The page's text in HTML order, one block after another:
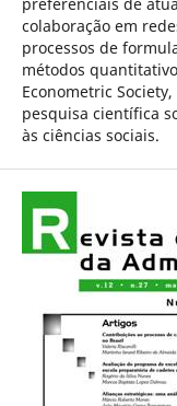
colaboração em
processos de
métodos
Econometric
pesquisa científica
às ciências sociais.